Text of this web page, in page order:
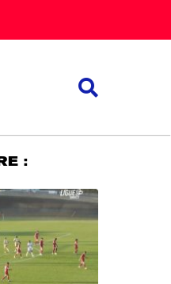
: